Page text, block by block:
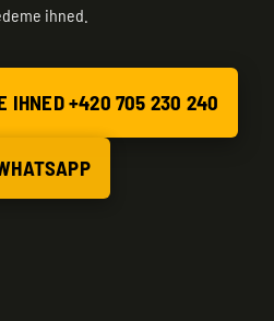
ihned.
IHNED +420 705 230 240